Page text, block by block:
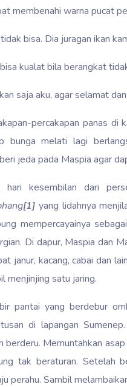
membenahi warna pucat
bisa. Dia juragan ikan
kualat bila berangkat
saja aku, agar selamat
percakapan panas di
bunga melati lagi
jeda pada Maspia agar
hari kesembilan dari
[1] yang lidahnya
mempercayainya
Di dapur, Maspia dan
janur, kacang, cabai dan
menjinjing satu jaring.
pantai yang berdebur
di lapangan
berderu. Memuntahkan
tak beraturan. Setelah
perahu. Sambil